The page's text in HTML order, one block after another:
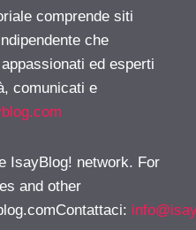
comprende siti
che
ed esperti
comunicati e
IsayBlog! network. For
and other
: